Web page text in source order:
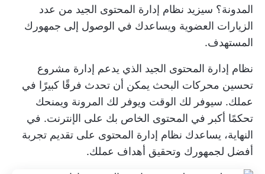
المدونة؟ سيزيد نظام إدارة المحتوى الجيد من عدد
الزيارات العضوية ويساعدك في الوصول إلى جمهورك
المستهدف.
نظام إدارة المحتوى الجيد الذي يدعم إدارة مشروع
تحسين محركات البحث يمكن أن تحدث فرقًا كبيرًا في
عملك. سيوفر لك الوقت ويوفر لك المرونة ويمنحك
تحكمًا أكبر في المحتوى الخاص بك على الإنترنت. في
النهاية، يساعدك نظام إدارة المحتوى على تقديم تجربة
أفضل لجمهورك وتحقيق أهداف عملك.